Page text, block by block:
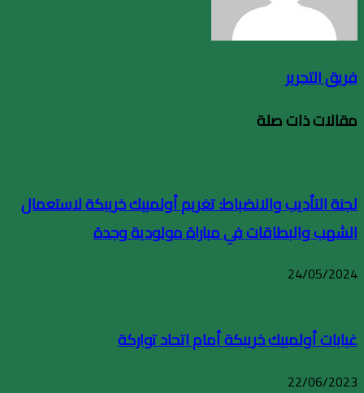
فريق التحرير
مقالات ذات صلة
لجنة التأديب والانضباط: تغريم أولمبيك خريبكة لاستعمال
الشهب والبطاقات في مباراة مولودية وجدة
24/05/2024
غيابات أولمبيك خريبكة أمام اتحاد تواركة
22/06/2023